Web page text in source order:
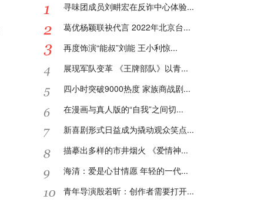
寻味团成员刘畊宏在反诈中心体验...
葛优杨颖联袂代言 2022年北京台...
再度饰演“能叔”刘能 王小利惊...
展现军队变革 《王牌部队》以青...
四小时突破9000热度 家族商战剧...
在漫画与真人版的“自我”之间切...
新喜剧形式日益成为撬动观众笑点...
描摹出多样的市井烟火 《爱情神...
海清：爱是心甘情愿 年轻的一代...
青年导演殷若昕：创作者需要打开...